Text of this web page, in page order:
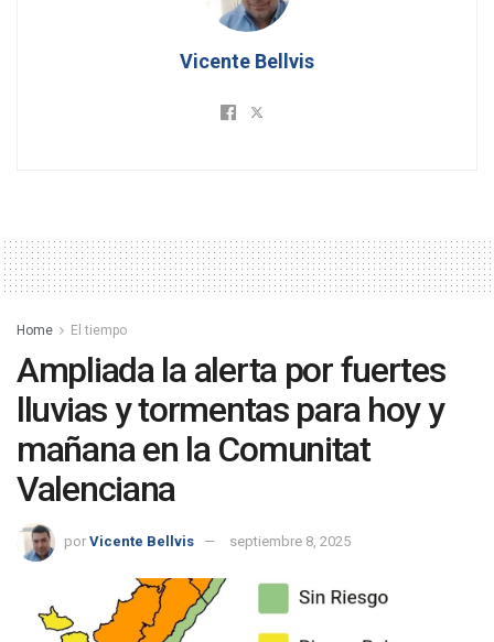
Vicente Bellvis
Home El tiempo
Ampliada la alerta por fuertes
lluvias y tormentas para hoy y
mañana en la Comunitat
Valenciana
por Vicente Bellvis septiembre 8, 2025